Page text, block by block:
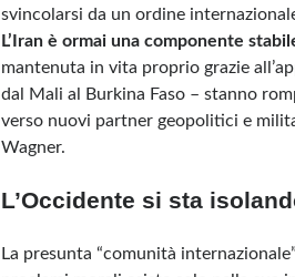
svincolarsi da un ordine
L’Iran è ormai una componente
mantenuta in vita proprio grazie
dal Mali al Burkina Faso – stanno
verso nuovi partner geopolitici e
Wagner.
L’Occidente si sta
La presunta “comunità